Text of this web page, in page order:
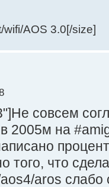
AOS 3.0[/size]
совсем
2005м на
того, что
aros